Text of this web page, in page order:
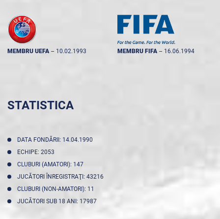
MEMBRU UEFA -- 10.02.1993 MEMBRU FIFA -- 16.06.1994
STATISTICA
DATA FONDĂRII: 14.04.1990
ECHIPE: 2053
CLUBURI (AMATORI): 147
JUCĂTORI ÎNREGISTRAŢI: 43216
CLUBURI (NON-AMATORI): 11
JUCĂTORI SUB 18 ANI: 17987